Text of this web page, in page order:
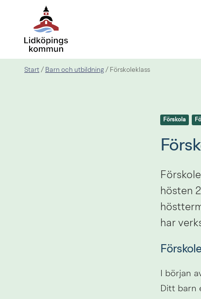
Start / Barn och utbildning / Förskoleklass
Förskola
hösten
har
I början
Ditt barn